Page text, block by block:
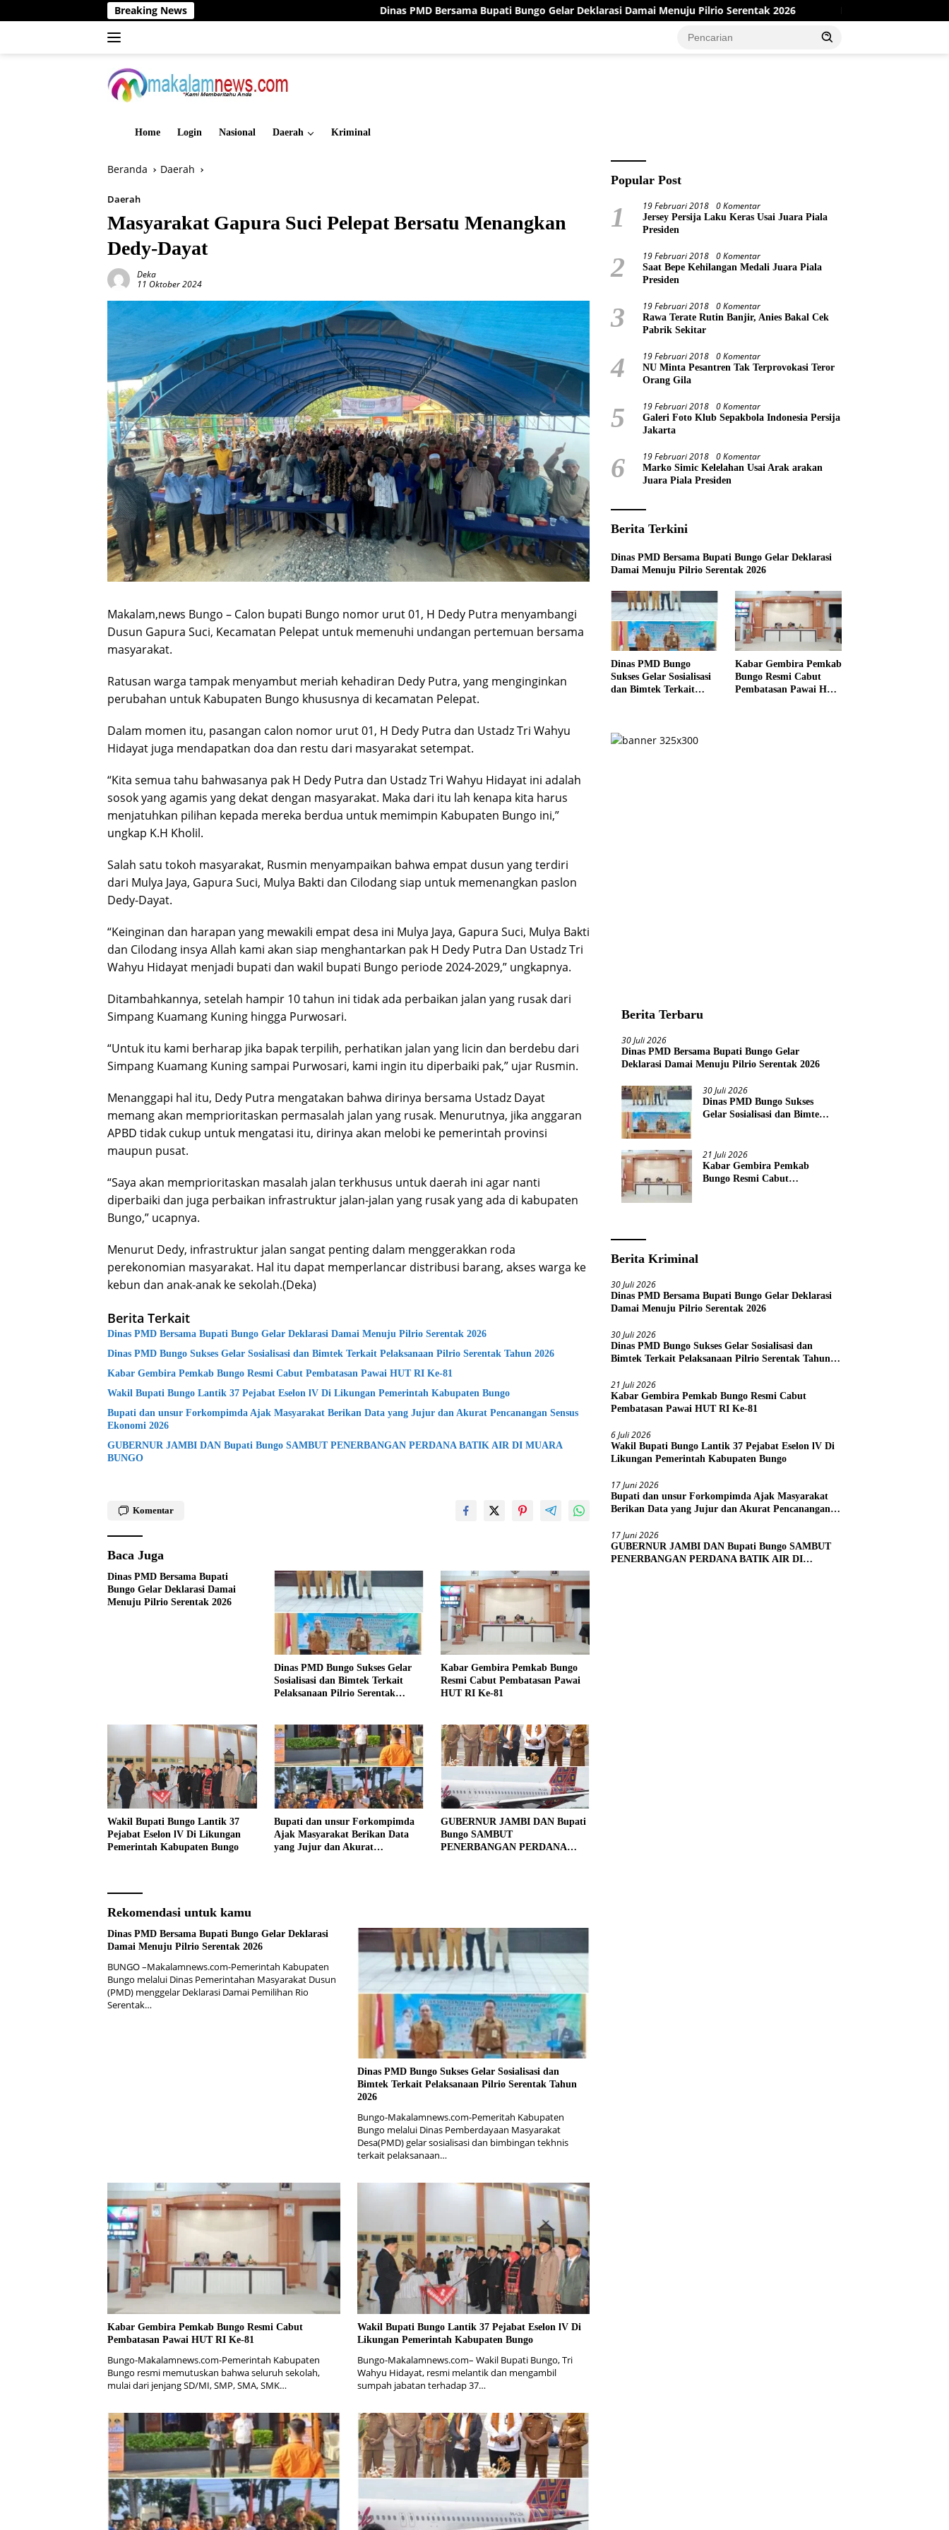
ke
Breaking News Dinas PMD Bersama Bupati Bungo Gelar Deklarasi Damai Menuju Pilrio Serentak 2026 Dinas PMD Bungo Sukses Gelar Sosialisasi
Home Login Nasional Daerah Kriminal
Beranda Daerah
Daerah
Masyarakat Gapura Suci Pelepat Bersatu Menangkan
Dedy-Dayat
Deka
11 Oktober 2024
Makalam,news Bungo – Calon bupati Bungo nomor urut 01, H Dedy Putra menyambangi
Dusun Gapura Suci, Kecamatan Pelepat untuk memenuhi undangan pertemuan bersama
masyarakat.
Ratusan warga tampak menyambut meriah kehadiran Dedy Putra, yang menginginkan
perubahan untuk Kabupaten Bungo khususnya di kecamatan Pelepat.
Dalam momen itu, pasangan calon nomor urut 01, H Dedy Putra dan Ustadz Tri Wahyu
Hidayat juga mendapatkan doa dan restu dari masyarakat setempat.
“Kita semua tahu bahwasanya pak H Dedy Putra dan Ustadz Tri Wahyu Hidayat ini adalah
sosok yang agamis yang dekat dengan masyarakat. Maka dari itu lah kenapa kita harus
menjatuhkan pilihan kepada mereka berdua untuk memimpin Kabupaten Bungo ini,”
ungkap K.H Kholil.
Salah satu tokoh masyarakat, Rusmin menyampaikan bahwa empat dusun yang terdiri
dari Mulya Jaya, Gapura Suci, Mulya Bakti dan Cilodang siap untuk memenangkan paslon
Dedy-Dayat.
“Keinginan dan harapan yang mewakili empat desa ini Mulya Jaya, Gapura Suci, Mulya Bakti
dan Cilodang insya Allah kami akan siap menghantarkan pak H Dedy Putra Dan Ustadz Tri
Wahyu Hidayat menjadi bupati dan wakil bupati Bungo periode 2024-2029,” ungkapnya.
Ditambahkannya, setelah hampir 10 tahun ini tidak ada perbaikan jalan yang rusak dari
Simpang Kuamang Kuning hingga Purwosari.
“Untuk itu kami berharap jika bapak terpilih, perhatikan jalan yang licin dan berdebu dari
Simpang Kuamang Kuning sampai Purwosari, kami ingin itu diperbaiki pak,” ujar Rusmin.
Menanggapi hal itu, Dedy Putra mengatakan bahwa dirinya bersama Ustadz Dayat
memang akan memprioritaskan permasalah jalan yang rusak. Menurutnya, jika anggaran
APBD tidak cukup untuk mengatasi itu, dirinya akan melobi ke pemerintah provinsi
maupun pusat.
“Saya akan memprioritaskan masalah jalan terkhusus untuk daerah ini agar nanti
diperbaiki dan juga perbaikan infrastruktur jalan-jalan yang rusak yang ada di kabupaten
Bungo,” ucapnya.
Menurut Dedy, infrastruktur jalan sangat penting dalam menggerakkan roda
perekonomian masyarakat. Hal itu dapat memperlancar distribusi barang, akses warga ke
kebun dan anak-anak ke sekolah.(Deka)
Berita Terkait
Dinas PMD Bersama Bupati Bungo Gelar Deklarasi Damai Menuju Pilrio Serentak 2026
Dinas PMD Bungo Sukses Gelar Sosialisasi dan Bimtek Terkait Pelaksanaan Pilrio Serentak Tahun 2026
Kabar Gembira Pemkab Bungo Resmi Cabut Pembatasan Pawai HUT RI Ke-81
Wakil Bupati Bungo Lantik 37 Pejabat Eselon lV Di Likungan Pemerintah Kabupaten Bungo
Bupati dan unsur Forkompimda Ajak Masyarakat Berikan Data yang Jujur dan Akurat Pencanangan Sensus
Ekonomi 2026
GUBERNUR JAMBI DAN Bupati Bungo SAMBUT PENERBANGAN PERDANA BATIK AIR DI MUARA
BUNGO
Komentar
Baca Juga
Dinas PMD Bersama Bupati
Bungo Gelar Deklarasi Damai
Menuju Pilrio Serentak 2026
Dinas PMD Bungo Sukses Gelar
Sosialisasi dan Bimtek Terkait
Pelaksanaan Pilrio Serentak
Kabar Gembira Pemkab Bungo
Resmi Cabut Pembatasan Pawai
HUT RI Ke-81
Wakil Bupati Bungo Lantik 37
Pejabat Eselon lV Di Likungan
Pemerintah Kabupaten Bungo
Bupati dan unsur Forkompimda
Ajak Masyarakat Berikan Data
yang Jujur dan Akurat
GUBERNUR JAMBI DAN Bupati
Bungo SAMBUT
PENERBANGAN PERDANA
Rekomendasi untuk kamu
Dinas PMD Bersama Bupati Bungo Gelar Deklarasi
Damai Menuju Pilrio Serentak 2026
BUNGO –Makalamnews.com-Pemerintah Kabupaten
Bungo melalui Dinas Pemerintahan Masyarakat Dusun
(PMD) menggelar Deklarasi Damai Pemilihan Rio
Serentak…
Dinas PMD Bungo Sukses Gelar Sosialisasi dan
Bimtek Terkait Pelaksanaan Pilrio Serentak Tahun
2026
Bungo-Makalamnews.com-Pemeritah Kabupaten
Bungo melalui Dinas Pemberdayaan Masyarakat
Desa(PMD) gelar sosialisasi dan bimbingan tekhnis
terkait pelaksanaan…
Kabar Gembira Pemkab Bungo Resmi Cabut
Pembatasan Pawai HUT RI Ke-81
Bungo-Makalamnews.com-Pemerintah Kabupaten
Bungo resmi memutuskan bahwa seluruh sekolah,
mulai dari jenjang SD/MI, SMP, SMA, SMK…
Wakil Bupati Bungo Lantik 37 Pejabat Eselon lV Di
Likungan Pemerintah Kabupaten Bungo
Bungo-Makalamnews.com– Wakil Bupati Bungo, Tri
Wahyu Hidayat, resmi melantik dan mengambil
sumpah jabatan terhadap 37…
Popular Post
1 19 Februari 2018 0 Komentar
Jersey Persija Laku Keras Usai Juara Piala
Presiden
2 19 Februari 2018 0 Komentar
Saat Bepe Kehilangan Medali Juara Piala
Presiden
3 19 Februari 2018 0 Komentar
Rawa Terate Rutin Banjir, Anies Bakal Cek
Pabrik Sekitar
4 19 Februari 2018 0 Komentar
NU Minta Pesantren Tak Terprovokasi Teror
Orang Gila
5 19 Februari 2018 0 Komentar
Galeri Foto Klub Sepakbola Indonesia Persija
Jakarta
6 19 Februari 2018 0 Komentar
Marko Simic Kelelahan Usai Arak arakan
Juara Piala Presiden
Berita Terkini
Dinas PMD Bersama Bupati Bungo Gelar Deklarasi
Damai Menuju Pilrio Serentak 2026
Dinas PMD Bungo
Sukses Gelar Sosialisasi
dan Bimtek Terkait
Kabar Gembira Pemkab
Bungo Resmi Cabut
Pembatasan Pawai HUT
Berita Terbaru
30 Juli 2026
Dinas PMD Bersama Bupati Bungo Gelar
Deklarasi Damai Menuju Pilrio Serentak 2026
30 Juli 2026
Dinas PMD Bungo Sukses
Gelar Sosialisasi dan Bimtek
21 Juli 2026
Kabar Gembira Pemkab
Bungo Resmi Cabut
Berita Kriminal
30 Juli 2026
Dinas PMD Bersama Bupati Bungo Gelar Deklarasi
Damai Menuju Pilrio Serentak 2026
30 Juli 2026
Dinas PMD Bungo Sukses Gelar Sosialisasi dan
Bimtek Terkait Pelaksanaan Pilrio Serentak Tahun
21 Juli 2026
Kabar Gembira Pemkab Bungo Resmi Cabut
Pembatasan Pawai HUT RI Ke-81
6 Juli 2026
Wakil Bupati Bungo Lantik 37 Pejabat Eselon lV Di
Likungan Pemerintah Kabupaten Bungo
17 Juni 2026
Bupati dan unsur Forkompimda Ajak Masyarakat
Berikan Data yang Jujur dan Akurat Pencanangan
17 Juni 2026
GUBERNUR JAMBI DAN Bupati Bungo SAMBUT
PENERBANGAN PERDANA BATIK AIR DI